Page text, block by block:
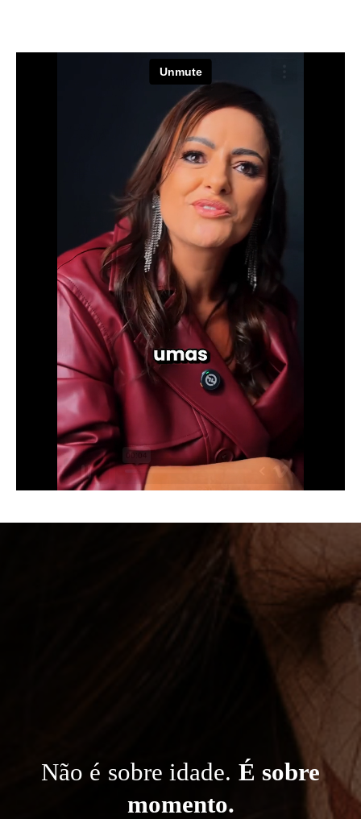
Não é sobre idade. É sobre
momento.